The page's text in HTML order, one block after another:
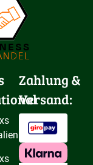
Zahlung &
Versand: